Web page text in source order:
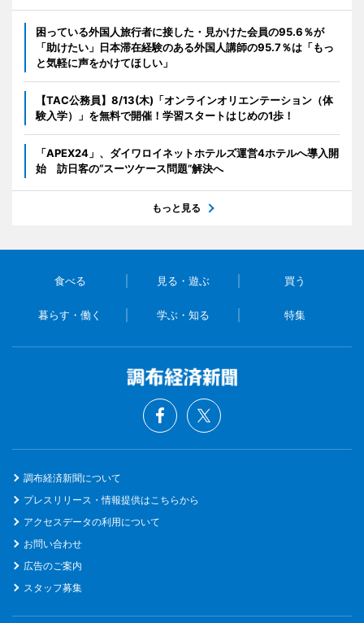
困っている外国人旅行者に接した・見かけた会員の95.6％が
「助けたい」日本滞在経験のある外国人講師の95.7％は「もっ
と気軽に声をかけてほしい」
【TAC公務員】8/13(木)「オンラインオリエンテーション（体
験入学）」を無料で開催！学習スタートはじめの1歩！
「APEX24」、ダイワロイネットホテルズ運営4ホテルへ導入開
始 訪日客の“スーツケース問題”解決へ
もっと見る
食べる 見る・遊ぶ 買う
暮らす・働く 学ぶ・知る 特集
調布経済新聞について
プレスリリース・情報提供はこちらから
アクセスデータの利用について
お問い合わせ
広告のご案内
スタッフ募集